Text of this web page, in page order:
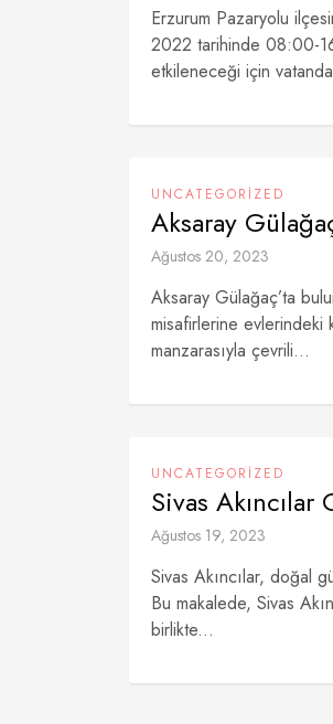
Erzurum Pazaryolu
2022 tarihinde 08:00-
etkileneceği için
UNCATEGORIZED
Aksaray
Ağustos 20, 2023
Aksaray Gülağaç’ta
misafirlerine evlerindeki
manzarasıyla çevrili...
UNCATEGORIZED
Sivas
Ağustos 19, 2023
Sivas Akıncılar, doğal
Bu makalede, Sivas
birlikte...